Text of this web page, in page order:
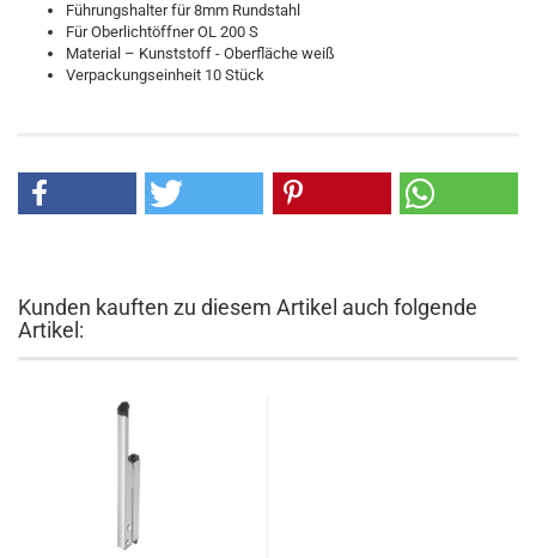
Führungshalter für 8mm Rundstahl
Für Oberlichtöffner OL 200 S
Material – Kunststoff - Oberfläche weiß
Verpackungseinheit 10 Stück
Kunden kauften zu diesem Artikel auch folgende
Artikel: